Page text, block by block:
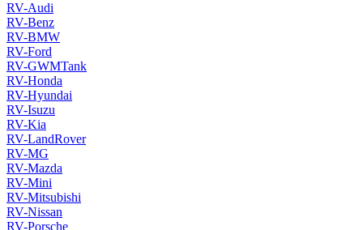
RV-Audi
RV-Benz
RV-BMW
RV-Ford
RV-GWMTank
RV-Honda
RV-Hyundai
RV-Isuzu
RV-Kia
RV-LandRover
RV-MG
RV-Mazda
RV-Mini
RV-Mitsubishi
RV-Nissan
RV-Porsche